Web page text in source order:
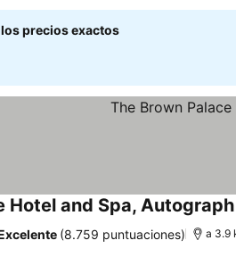
precios exactos
Hotel and Spa,
(8.759 puntuaciones) a 3.9